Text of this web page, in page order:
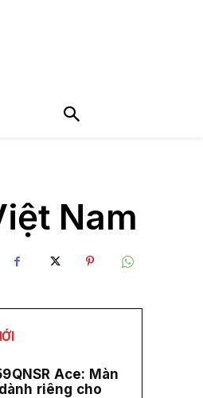
Nam
Ace: Màn
riêng cho